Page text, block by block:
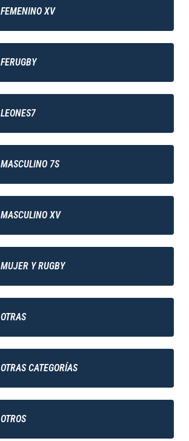
FEMENINO XV
FERUGBY
LEONES7
MASCULINO 7S
MASCULINO XV
MUJER Y RUGBY
OTRAS
OTRAS CATEGORÍAS
OTROS